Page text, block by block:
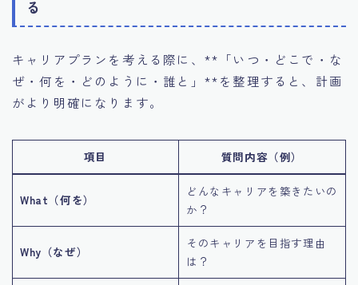
る
キャリアプランを考える際に、**「いつ・どこで・な
ぜ・何を・どのように・誰と」**を整理すると、計画
がより明確になります。
項目 質問内容（例）
What（何を）
どんなキャリアを築きたいの
か？
Why（なぜ）
そのキャリアを目指す理由
は？